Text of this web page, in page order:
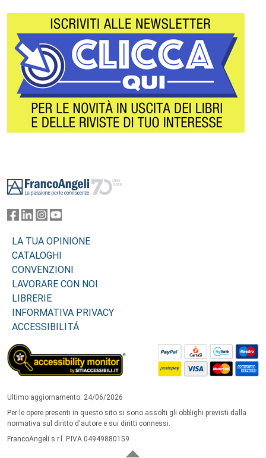
LA TUA OPINIONE
CATALOGHI
CONVENZIONI
LAVORARE CON NOI
LIBRERIE
INFORMATIVA PRIVACY
ACCESSIBILITÁ
Ultimo aggiornamento: 24/06/2026
Per le opere presenti in questo sito si sono assolti gli obblighi previsti dalla
normativa sul diritto d'autore e sui diritti connessi.
FrancoAngeli s.r.l. P.IVA 04949880159